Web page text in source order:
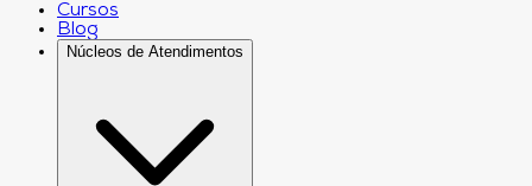
Cursos
Blog
Núcleos de Atendimentos